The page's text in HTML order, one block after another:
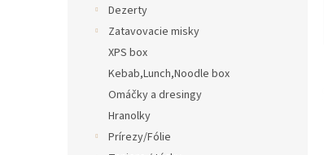
Dezerty
Zatavovacie misky
XPS box
Kebab,Lunch,Noodle box
Omáčky a dresingy
Hranolky
Prírezy/Fólie